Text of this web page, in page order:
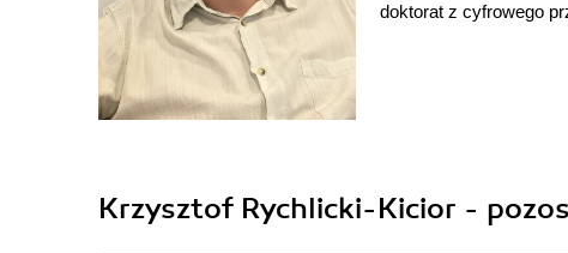
doktorat z cyfrowego
Krzysztof Rychlicki-Kicior -